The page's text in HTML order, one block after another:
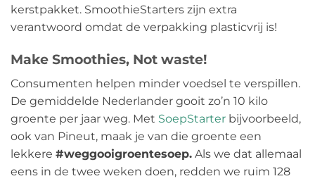
kerstpakket. SmoothieStarters zijn extra
verantwoord omdat de verpakking plasticvrij is!
Make Smoothies, Not waste!
Consumenten helpen minder voedsel te verspillen.
De gemiddelde Nederlander gooit zo’n 10 kilo
groente per jaar weg. Met SoepStarter bijvoorbeeld,
ook van Pineut, maak je van die groente een
lekkere #weggooigroentesoep. Als we dat allemaal
eens in de twee weken doen, redden we ruim 128